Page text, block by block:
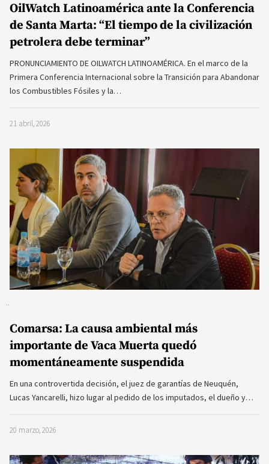
OilWatch Latinoamérica ante la Conferencia
de Santa Marta: “El tiempo de la civilización
petrolera debe terminar”
PRONUNCIAMIENTO DE OILWATCH LATINOAMÉRICA. En el marco de la
Primera Conferencia Internacional sobre la Transición para Abandonar
los Combustibles Fósiles y la…
21 abril, 2026
Comarsa: La causa ambiental más
importante de Vaca Muerta quedó
momentáneamente suspendida
En una controvertida decisión, el juez de garantías de Neuquén,
Lucas Yancarelli, hizo lugar al pedido de los imputados, el dueño y…
20 marzo, 2026